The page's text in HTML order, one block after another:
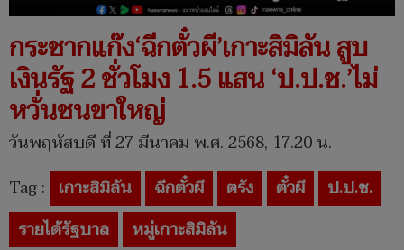
กระชากแก๊ง‘ฉีกตั๋วผี’เกาะสิมิลัน สูบ
เงินรัฐ 2 ชั่วโมง 1.5 แสน ‘ป.ป.ช.’ไม่
หวั่นชนขาใหญ่
วันพฤหัสบดี ที่ 27 มีนาคม พ.ศ. 2568, 17.20 น.
Tag : เกาะสิมิลัน ฉีกตั๋วผี ตรัง ตั๋วผี
ป.ป.ช.
รายได้รัฐบาล
หมู่เกาะสิมิลัน